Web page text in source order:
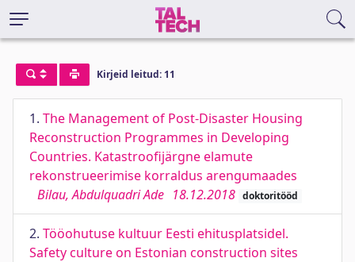
Kirjeid leitud: 11
1. The Management of Post-Disaster Housing
Reconstruction Programmes in Developing
Countries. Katastroofijärgne elamute
rekonstrueerimise korraldus arengumaades
Bilau, Abdulquadri Ade 18.12.2018 doktoritööd
2. Tööohutuse kultuur Eesti ehitusplatsidel.
Safety culture on Estonian construction sites